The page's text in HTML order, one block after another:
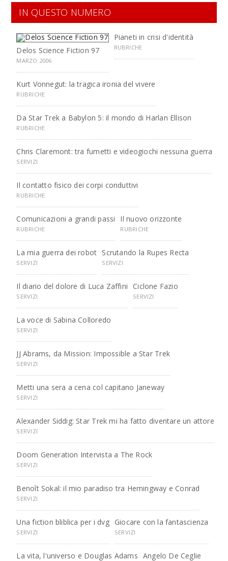
IN QUESTO NUMERO
Delos Science Fiction 97
MARZO 2006
Pianeti in crisi d'identità
RUBRICHE
Kurt Vonnegut: la tragica ironia del vivere
RUBRICHE
Da Star Trek a Babylon 5: il mondo di Harlan Ellison
RUBRICHE
Chris Claremont: tra fumetti e videogiochi nessuna guerra
SERVIZI
Il contatto fisico dei corpi conduttivi
RUBRICHE
Comunicazioni a grandi passi
RUBRICHE
Il nuovo orizzonte
RUBRICHE
La mia guerra dei robot
SERVIZI
Scrutando la Rupes Recta
SERVIZI
Il diario del dolore di Luca Zaffini
SERVIZI
Ciclone Fazio
SERVIZI
La voce di Sabina Colloredo
SERVIZI
JJ Abrams, da Mission: Impossible a Star Trek
SERVIZI
Metti una sera a cena col capitano Janeway
SERVIZI
Alexander Siddig: Star Trek mi ha fatto diventare un attore
SERVIZI
Doom Generation Intervista a The Rock
SERVIZI
Benoît Sokal: il mio paradiso tra Hemingway e Conrad
SERVIZI
Una fiction bliblica per i dvg
SERVIZI
Giocare con la fantascienza
SERVIZI
La vita, l'universo e Douglas Adams Angelo De Ceglie